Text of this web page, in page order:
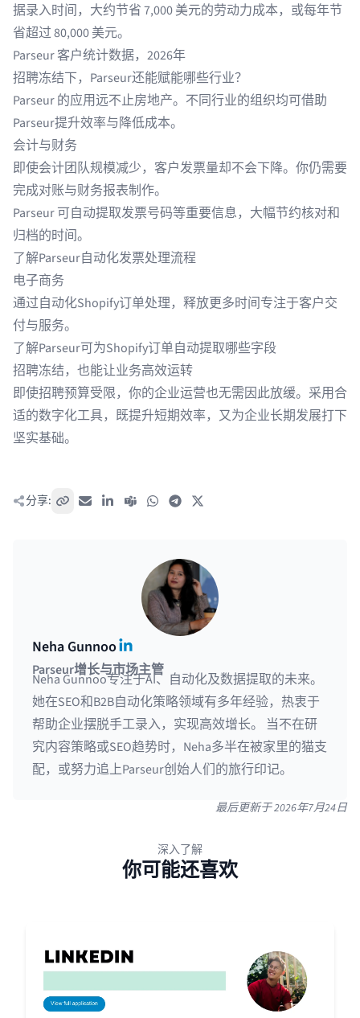
据录入时间，大约节省 7,000 美元的劳动力成本，或每年节
省超过 80,000 美元。
Parseur 客户统计数据，2026年
招聘冻结下，Parseur还能赋能哪些行业？
Parseur 的应用远不止房地产。不同行业的组织均可借助
Parseur提升效率与降低成本。
会计与财务
即使会计团队规模减少，客户发票量却不会下降。你仍需要
完成对账与财务报表制作。
Parseur 可自动提取发票号码等重要信息，大幅节约核对和
归档的时间。
了解Parseur自动化发票处理流程
电子商务
通过自动化Shopify订单处理，释放更多时间专注于客户交
付与服务。
了解Parseur可为Shopify订单自动提取哪些字段
招聘冻结，也能让业务高效运转
即使招聘预算受限，你的企业运营也无需因此放缓。采用合
适的数字化工具，既提升短期效率，又为企业长期发展打下
坚实基础。
分享: 复制链接电子邮件LinkedIn
Teams WhatsAppTelegram
Neha GunnooLinkedIn
Parseur增长与市场主管
Neha Gunnoo专注于AI、自动化及数据提取的未来。
她在SEO和B2B自动化策略领域有多年经验，热衷于
帮助企业摆脱手工录入，实现高效增长。 当不在研
究内容策略或SEO趋势时，Neha多半在被家里的猫支
配，或努力追上Parseur创始人们的旅行印记。
最后更新于2026年7月24日
深入了解
你可能还喜欢